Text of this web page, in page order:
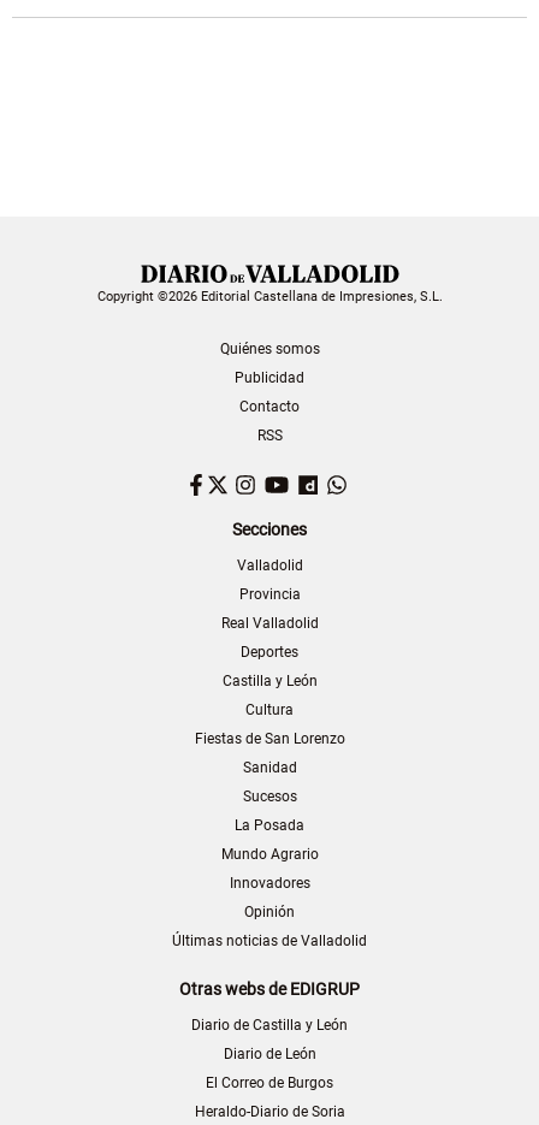
Copyright ©2026 Editorial Castellana de Impresiones, S.L.
Quiénes somos
Publicidad
Contacto
RSS
Facebook
TwitterInstagram
YouTubeDailymotion
Secciones
Valladolid
Provincia
Real Valladolid
Deportes
Castilla y León
Cultura
Fiestas de San Lorenzo
Sanidad
Sucesos
La Posada
Mundo Agrario
Innovadores
Opinión
Últimas noticias de Valladolid
Otras webs de EDIGRUP
Diario de Castilla y León
Diario de León
El Correo de Burgos
Heraldo-Diario de Soria